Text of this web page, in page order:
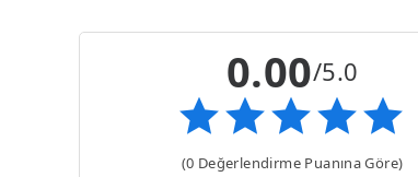
0.00/5.0
(0 Değerlendirme Puanına Göre)